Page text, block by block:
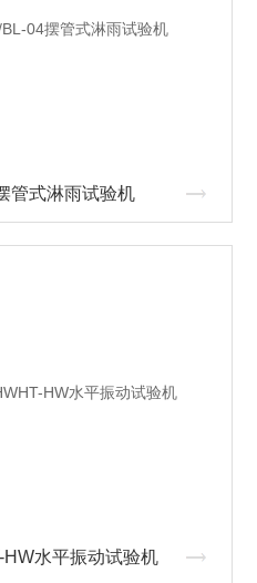
管式淋雨试验机
HW水平振动试验机